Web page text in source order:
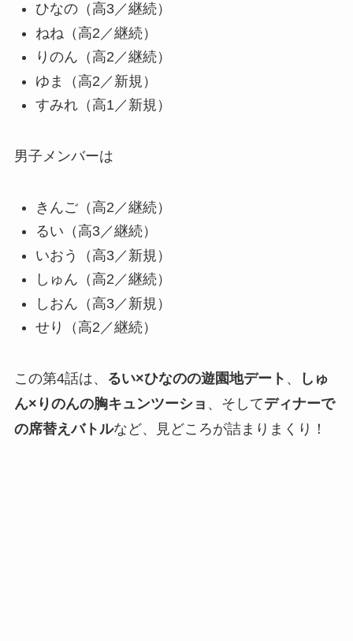
ひなの（高3／継続）
ねね（高2／継続）
りのん（高2／継続）
ゆま（高2／新規）
すみれ（高1／新規）
男子メンバーは
きんご（高2／継続）
るい（高3／継続）
いおう（高3／新規）
しゅん（高2／継続）
しおん（高3／新規）
せり（高2／継続）
この第4話は、 るい×ひなのの遊園地デート 、
しゅ
ん×りのんの胸キュンツーショ 、そしてディナーで
の席替えバトルなど、見どころが詰まりまくり！